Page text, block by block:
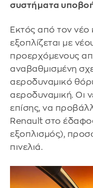
συστήματα
Εκτός από τον νέο
εξοπλίζεται με
προερχόμενους
αναβαθμισμένη
αεροδυναμικό
αεροδυναμική. Οι
επίσης, να
Renault στο
εξοπλισμός),
πινελιά.